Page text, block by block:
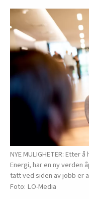
NYE MULIGHETER:
Energi, har en ny verden
tatt ved siden av jobb er
LO-Media